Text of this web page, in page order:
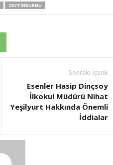
ZEYTINBURNU
Sonraki İçerik
Esenler Hasip Dinçsoy
İlkokul Müdürü Nihat
Yeşilyurt Hakkında Önemli
İddialar